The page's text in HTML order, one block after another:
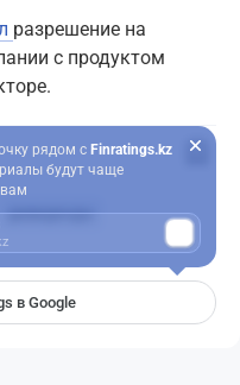
разрешение на
с продуктом
дивиденды
в Google
рядом с Finratings.kz
будут чаще